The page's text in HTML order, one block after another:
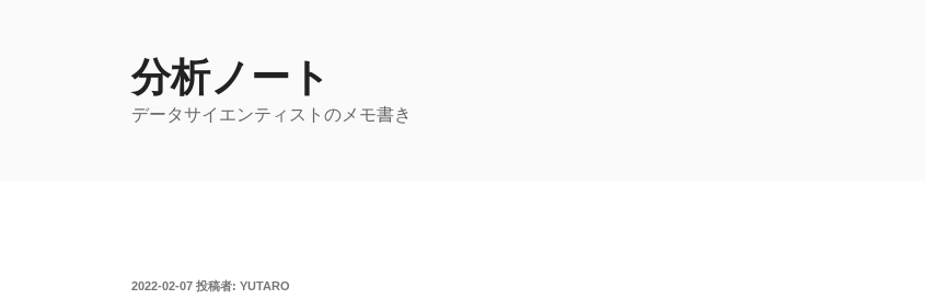
分析ノート
データサイエンティストのメモ書き
投
2022-02-07 投稿者: YUTARO